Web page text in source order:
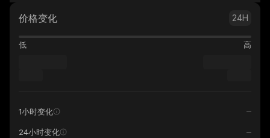
价格变化 24H
低 高
1小时变化
24小时变化